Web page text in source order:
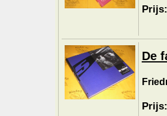
De